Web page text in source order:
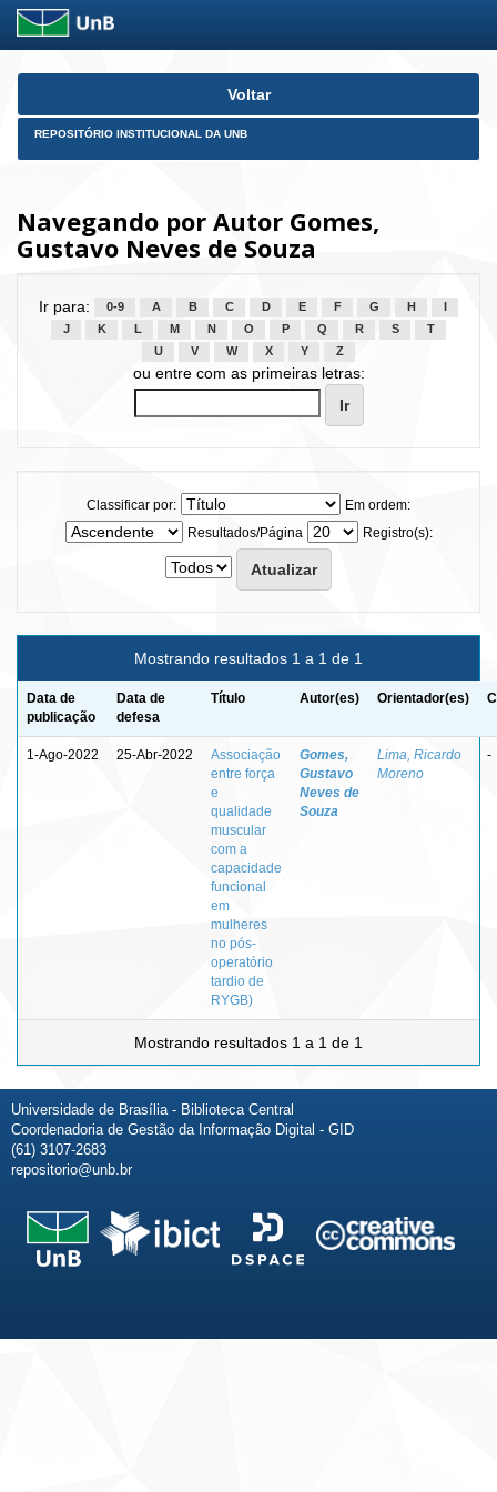
Skip
Voltar
REPOSITÓRIO INSTITUCIONAL DA UNB
Navegando por Autor Gomes,
Gustavo Neves de Souza
Ir para: 0-9 A B C D E F G H
J
K L M N O P Q R S
T
U
V W X Y Z
ou entre com as primeiras letras:
Classificar por:
Em ordem:
Resultados/Página
Registro(s):
Mostrando resultados 1 a 1 de 1
Data de
publicação
Data de
defesa
Título Autor(es) Orientador(es)
1-Ago-2022 25-Abr-2022
Associação
entre força
e
qualidade
muscular
com a
capacidade
funcional
em
mulheres
no pós-
operatório
tardio de
RYGB)
Gomes,
Gustavo
Neves de
Souza
Lima, Ricardo
Moreno
-
Mostrando resultados 1 a 1 de 1
Universidade de Brasília - Biblioteca Central
Coordenadoria de Gestão da Informação Digital - GID
(61) 3107-2683
repositorio@unb.br